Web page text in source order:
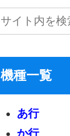
機種一覧
あ行
か行